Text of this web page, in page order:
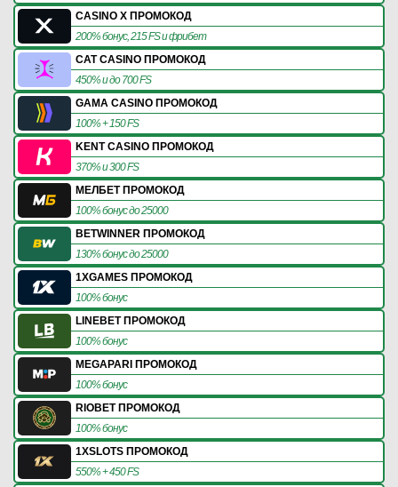
CASINO X ПРОМОКОД
200% бонус, 215 FS и фрибет
CAT CASINO ПРОМОКОД
450% и до 700 FS
GAMA CASINO ПРОМОКОД
100% + 150 FS
KENT CASINO ПРОМОКОД
370% и 300 FS
МЕЛБЕТ ПРОМОКОД
100% бонус до 25000
BETWINNER ПРОМОКОД
130% бонус до 25000
1XGAMES ПРОМОКОД
100% бонус
LINEBET ПРОМОКОД
100% бонус
MEGAPARI ПРОМОКОД
100% бонус
RIOBET ПРОМОКОД
100% бонус
1XSLOTS ПРОМОКОД
550% + 450 FS